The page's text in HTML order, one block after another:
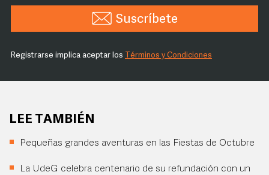
Suscríbete
Registrarse implica aceptar los Términos y Condiciones
LEE TAMBIÉN
Pequeñas grandes aventuras en las Fiestas de Octubre
La UdeG celebra centenario de su refundación con un